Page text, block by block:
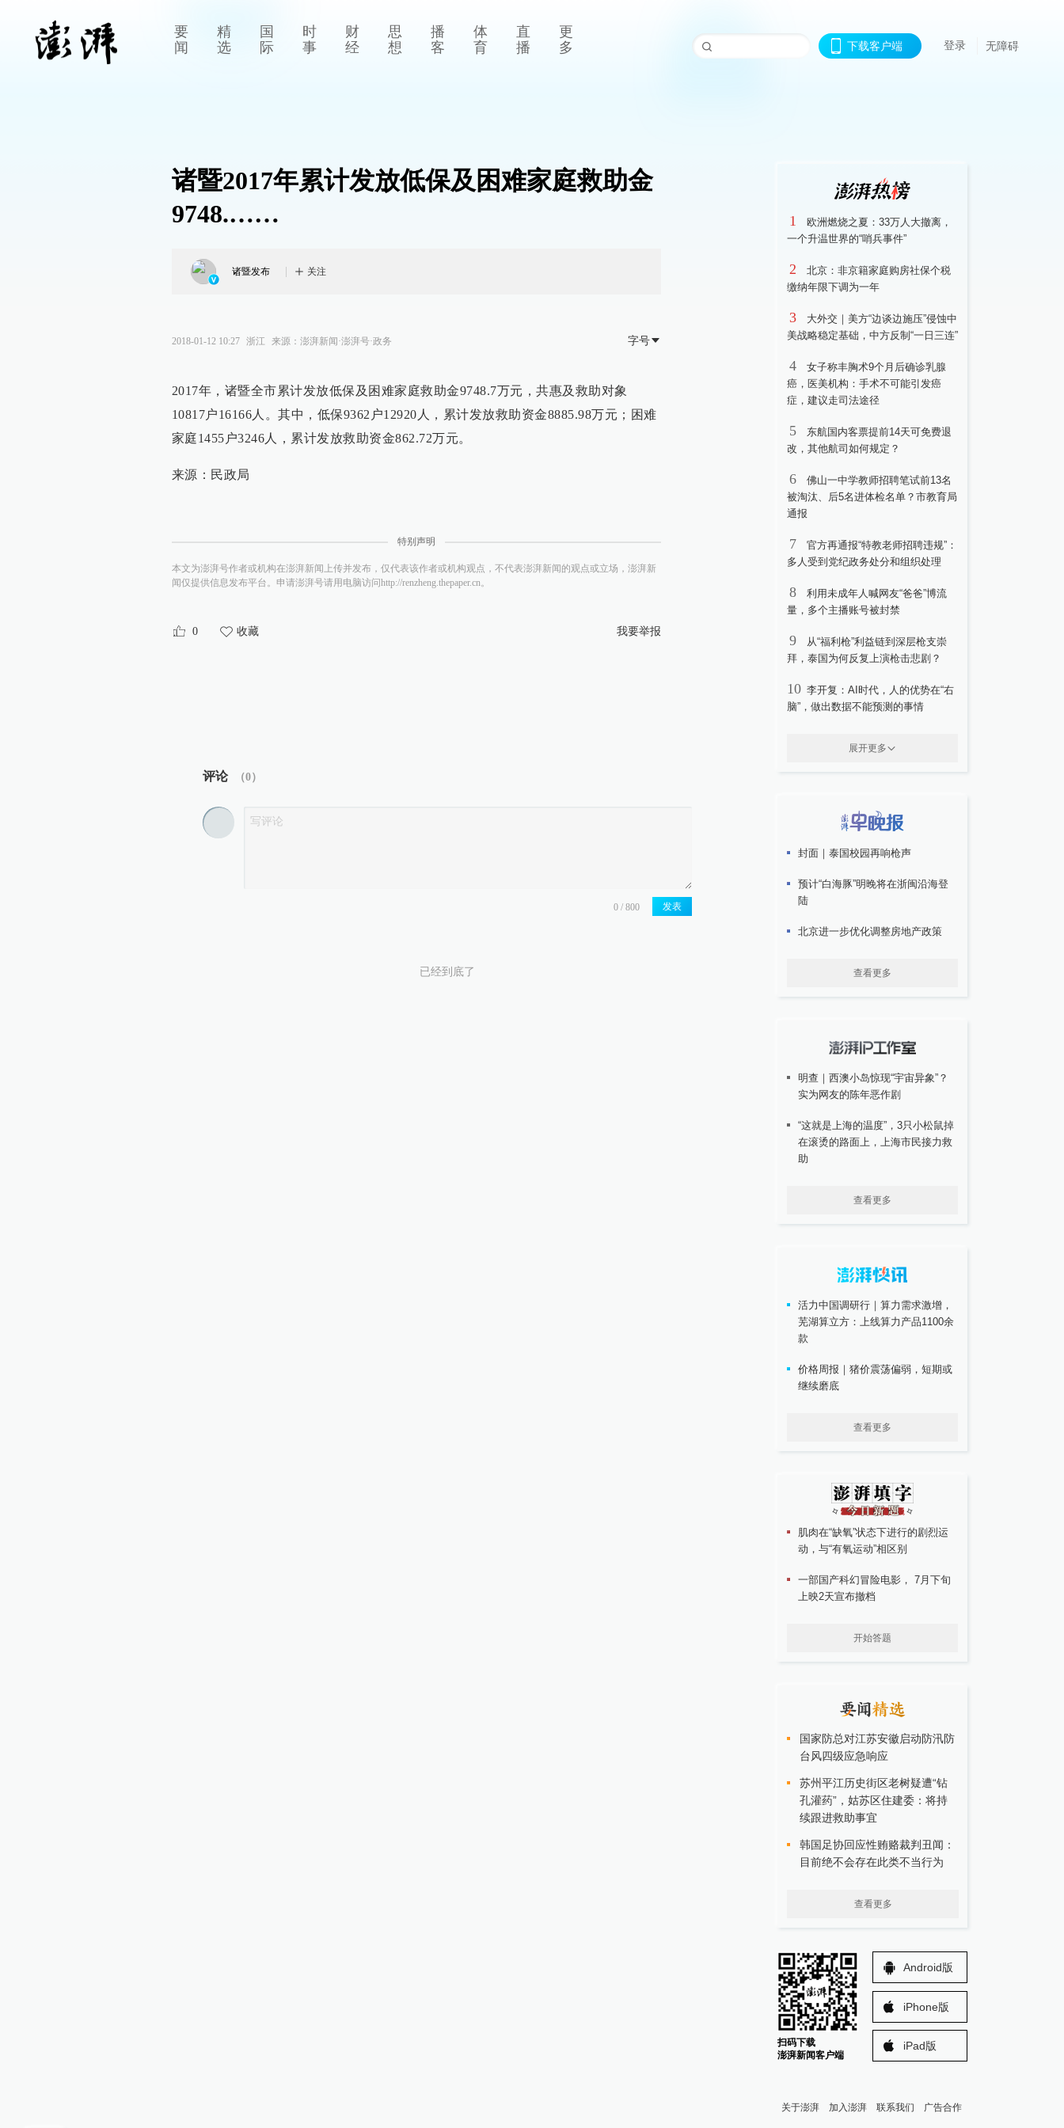
要
闻
精
选
国
际
时
事
财
经
思
想
播
客
体
育
直
播
更
多
下载客户端 登录 无障碍
诸暨2017年累计发放低保及困难家庭救助金
9748.……
诸暨发布 关注
2018-01-12 10:27 浙江 来源： 澎湃新闻·澎湃号·政务 字号
2017年，诸暨全市累计发放低保及困难家庭救助金9748.7万元，共惠及救助对象
10817户16166人。其中，低保9362户12920人，累计发放救助资金8885.98万元；困难
家庭1455户3246人，累计发放救助资金862.72万元。
来源：民政局
特别声明
本文为澎湃号作者或机构在澎湃新闻上传并发布，仅代表该作者或机构观点，不代表澎湃新闻的观点或立场，澎湃新
闻仅提供信息发布平台。申请澎湃号请用电脑访问http://renzheng.thepaper.cn。
0 收藏 我要举报
评论 （0）
发表
已经到底了
1
欧洲燃烧之夏：33万人大撤离，
一个升温世界的“哨兵事件”
2
北京：非京籍家庭购房社保个税
缴纳年限下调为一年
3
大外交｜美方“边谈边施压”侵蚀中
美战略稳定基础，中方反制“一日三连”
4
女子称丰胸术9个月后确诊乳腺
癌，医美机构：手术不可能引发癌
症，建议走司法途径
5
东航国内客票提前14天可免费退
改，其他航司如何规定？
6
佛山一中学教师招聘笔试前13名
被淘汰、后5名进体检名单？市教育局
通报
7
官方再通报“特教老师招聘违规”：
多人受到党纪政务处分和组织处理
8
利用未成年人喊网友“爸爸”博流
量，多个主播账号被封禁
9
从“福利枪”利益链到深层枪支崇
拜，泰国为何反复上演枪击悲剧？
10 李开复：AI时代，人的优势在“右
脑”，做出数据不能预测的事情
展开更多
封面｜泰国校园再响枪声
预计“白海豚”明晚将在浙闽沿海登
陆
北京进一步优化调整房地产政策
查看更多
明查｜西澳小岛惊现“宇宙异象”？
实为网友的陈年恶作剧
“这就是上海的温度”，3只小松鼠掉
在滚烫的路面上，上海市民接力救
助
查看更多
活力中国调研行｜算力需求激增，
芜湖算立方：上线算力产品1100余
款
价格周报｜猪价震荡偏弱，短期或
继续磨底
查看更多
肌肉在“缺氧”状态下进行的剧烈运
动，与“有氧运动”相区别
一部国产科幻冒险电影， 7月下旬
上映2天宣布撤档
开始答题
国家防总对江苏安徽启动防汛防
台风四级应急响应
苏州平江历史街区老树疑遭“钻
孔灌药”，姑苏区住建委：将持
续跟进救助事宜
韩国足协回应性贿赂裁判丑闻：
目前绝不会存在此类不当行为
查看更多
扫码下载
澎湃新闻客户端
Android版
iPhone版
iPad版
关于澎湃 加入澎湃 联系我们 广告合作